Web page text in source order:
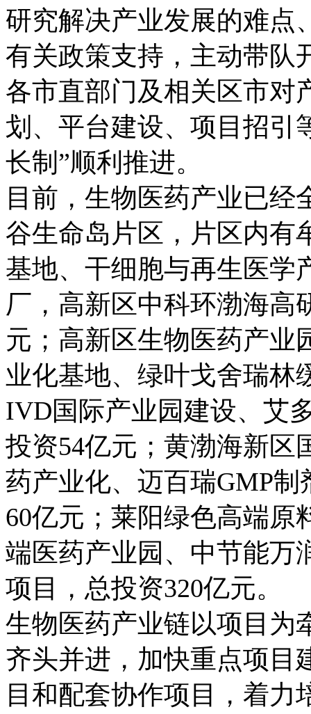
研究解决产业发展的难点
有关政策支持，主动带队
各市直部门及相关区市对
划、平台建设、项目招引
长制”顺利推进。
目前，生物医药产业已经
谷生命岛片区，片区内有
基地、干细胞与再生医学
厂，高新区中科环渤海高
元；高新区生物医药产业
业化基地、绿叶戈舍瑞林
IVD国际产业园建设、艾
投资54亿元；黄渤海新区
药产业化、迈百瑞GMP
60亿元；莱阳绿色高端原
端医药产业园、中节能万
项目，总投资320亿元。
生物医药产业链以项目为
齐头并进，加快重点项目
目和配套协作项目，着力